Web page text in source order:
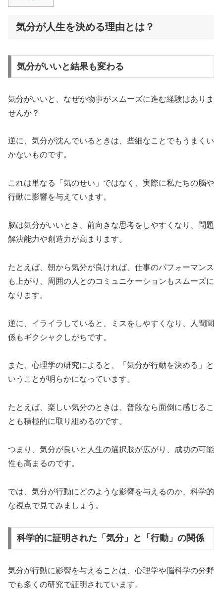
気分が人生を決める理由とは？
気分がいいと結果も変わる
気分がいいと、なぜか物事がスムーズに進む経験はありま
せんか？
逆に、気分が沈んでいるときは、些細なことでもうまくい
かないものです。
これは単なる「気のせい」ではなく、実際に私たちの脳や
行動に影響を与えています。
脳は気分がいいとき、前向きな思考をしやすくなり、問題
解決能力や創造力が高まります。
たとえば、朝から気分が良ければ、仕事のパフォーマンス
も上がり、周囲の人とのコミュニケーションもスムーズに
なります。
逆に、イライラしていると、ミスをしやすくなり、人間関
係もギクシャクしがちです。
また、心理学の研究によると、 「気分が行動を決める」
と
いうことが明らかになっています。
たとえば、楽しい気分のときは、普段なら面倒に感じるこ
とも積極的に取り組めるのです。
つまり、気分が良いと人生の選択肢が広がり、成功の可能
性も高まるのです。
では、気分が行動にどのような影響を与えるのか、科学的
な視点で見てみましょう。
科学的に証明された「気分」と「行動」の関係
気分が行動に影響を与えることは、心理学や脳科学の分野
でも多くの研究で証明されています。